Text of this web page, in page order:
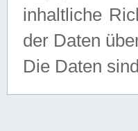
inhaltliche
der Daten
Die Daten